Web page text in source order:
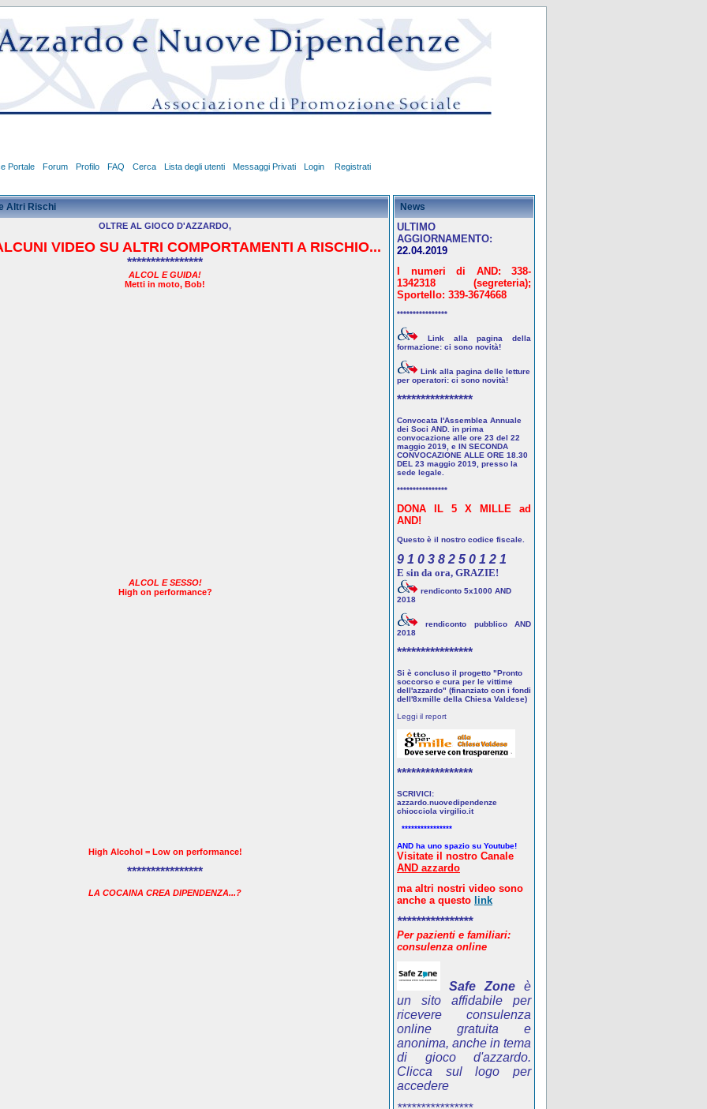
Portale Forum Profilo FAQ Cerca Lista degli utenti Messaggi Privati Login Registrati
Altri Rischi
OLTRE AL GIOCO D'AZZARDO,
VIDEO SU ALTRI COMPORTAMENTI A RISCHIO...
****************
ALCOL E GUIDA!
Metti in moto, Bob!
ALCOL E SESSO!
High on performance?
High Alcohol = Low on performance!
****************
LA COCAINA CREA DIPENDENZA...?
News
ULTIMO
AGGIORNAMENTO:
22.04.2019
I numeri di AND: 338-
1342318 (segreteria);
Sportello: 339-3674668
****************
Link alla pagina della
formazione: ci sono novità!
Link alla pagina delle letture
per operatori: ci sono novità!
****************
Convocata l'Assemblea Annuale
dei Soci AND. in prima
convocazione alle ore 23 del 22
maggio 2019, e IN SECONDA
CONVOCAZIONE ALLE ORE 18.30
DEL 23 maggio 2019, presso la
sede legale.
****************
DONA IL 5 X MILLE ad
AND!
Questo è il nostro codice fiscale.
9 1 0 3 8 2 5 0 1 2 1
E sin da ora, GRAZIE!
rendiconto 5x1000 AND
2018
rendiconto pubblico AND
2018
****************
Si è concluso il progetto "Pronto
soccorso e cura per le vittime
dell'azzardo" (finanziato con i fondi
dell'8xmille della Chiesa Valdese)
Leggi il report
****************
SCRIVICI:
azzardo.nuovedipendenze
chiocciola virgilio.it
****************
AND ha uno spazio su Youtube!
Visitate il nostro Canale
AND azzardo
ma altri nostri video sono
anche a questo link
****************
Per pazienti e familiari:
consulenza online
Safe Zone è
un sito affidabile per
ricevere consulenza
online gratuita e
anonima, anche in tema
di gioco d'azzardo.
Clicca sul logo per
accedere